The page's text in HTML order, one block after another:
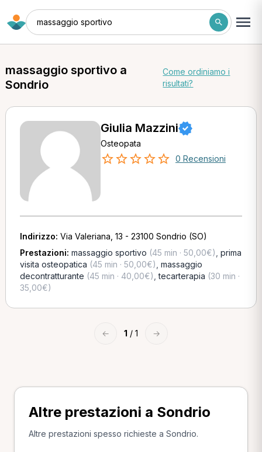
massaggio sportivo
massaggio sportivo a
Sondrio
Come ordiniamo i
risultati?
Giulia Mazzini
Osteopata
0 Recensioni
Indirizzo: Via Valeriana, 13 - 23100 Sondrio (SO)
Prestazioni: massaggio sportivo (45 min · 50,00€) prima
visita osteopatica (45 min · 50,00€) massaggio
decontratturante (45 min · 40,00€) ,tecarterapia (30 min ·
35,00€)
← 1 / 1 →
Altre prestazioni a Sondrio
Altre prestazioni spesso richieste a Sondrio.